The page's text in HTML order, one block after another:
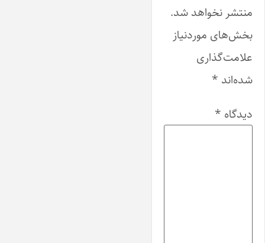
منتشر نخواهد شد.
بخش‌های موردنیاز
علامت‌گذاری
شده‌اند *
دیدگاه *